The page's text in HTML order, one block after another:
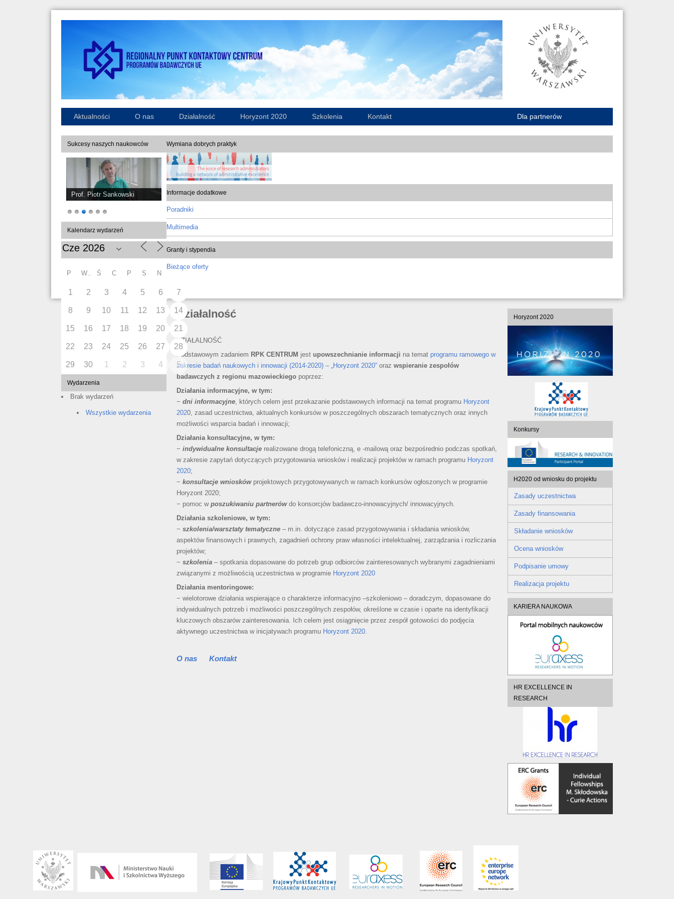
Aktualności O nas Działalność Horyzont 2020 Szkolenia Kontakt Dla partnerów
Sukcesy naszych naukowców
Prof. Piotr Sankowski
Kalendarz wydarzeń
P Ś C P S N
1 2 3 4 5 6 7
8 9 10 11 12 13 14
15 16 17 18 19 20 21
22 23 24 25 26 27 28
29 30 1 2 3 4 5
Wydarzenia
Brak wydarzeń
Wszystkie wydarzenia
Wymiana dobrych praktyk
Informacje dodatkowe
Poradniki
Multimedia
Granty i stypendia
Bieżące oferty
Działalność
DZIAŁALNOŚĆ
Podstawowym zadaniem RPK CENTRUM jest upowszechnianie informacji na temat programu ramowego w
zakresie badań naukowych i innowacji (2014-2020) – „Horyzont 2020” oraz wspieranie zespołów
badawczych z regionu mazowieckiego poprzez:
Działania informacyjne, w tym:
− dni informacyjne , których celem jest przekazanie podstawowych informacji na temat programu Horyzont
2020, zasad uczestnictwa, aktualnych konkursów w poszczególnych obszarach tematycznych oraz innych
możliwości wsparcia badań i innowacji;
Działania konsultacyjne, w tym:
− indywidualne konsultacje realizowane drogą telefoniczną, e -mailową oraz bezpośrednio podczas spotkań,
w zakresie zapytań dotyczących przygotowania wniosków i realizacji projektów w ramach programu Horyzont
2020;
− konsultacje wnioskówprojektowych przygotowywanych w ramach konkursów ogłoszonych w programie
Horyzont 2020;
− pomoc w poszukiwaniu partnerówdo konsorcjów badawczo-innowacyjnych/ innowacyjnych.
Działania szkoleniowe, w tym:
− szkolenia/warsztaty tematyczne – m.in. dotyczące zasad przygotowywania i składania wniosków,
aspektów finansowych i prawnych, zagadnień ochrony praw własności intelektualnej, zarządzania i rozliczania
projektów;
− szkolenia – spotkania dopasowane do potrzeb grup odbiorców zainteresowanych wybranymi zagadnieniami
związanymi z możliwością uczestnictwa w programie Horyzont 2020
Działania mentoringowe:
− wielotorowe działania wspierające o charakterze informacyjno –szkoleniowo – doradczym, dopasowane do
indywidualnych potrzeb i możliwości poszczególnych zespołów, określone w czasie i oparte na identyfikacji
kluczowych obszarów zainteresowania. Ich celem jest osiągnięcie przez zespół gotowości do podjęcia
aktywnego uczestnictwa w inicjatywach programu Horyzont 2020
O nas Kontakt
Horyzont 2020
Konkursy
H2020 od wniosku do projektu
Zasady uczestnictwa
Zasady finansowania
Składanie wniosków
Ocena wniosków
Podpisanie umowy
Realizacja projektu
KARIERA NAUKOWA
HR EXCELLENCE IN
RESEARCH